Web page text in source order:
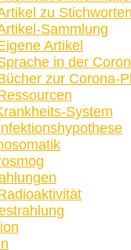
zu Stichworten
Sammlung
Artikel
in der
zur Corona-
System